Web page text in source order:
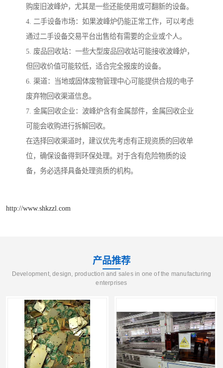
购废旧波峰炉，尤其是一些还能使用或可翻新的设备。
4. 二手设备市场：如果波峰炉仍能正常工作，可以考虑
通过二手设备交易平台出售给有需要的企业或个人。
5. 废品回收站：一些大型废品回收站可能接收波峰炉，
但回收价值可能较低，适合完全报废的设备。
6. 渠道：当地或固体废物管理中心可能提供合规的电子
废弃物回收渠道信息。
7. 金属回收企业：波峰炉含有金属部件，金属回收企业
可能会收购进行拆解回收。
在选择回收渠道时，建议优先考虑有正规资质的回收单
位，确保设备得到环保处理。对于含有危险物质的设
备，务必选择具备处理资质的机构。
http://www.shkzzl.com
产品推荐
Development, design, production and sales in one of the manufacturing
enterprises